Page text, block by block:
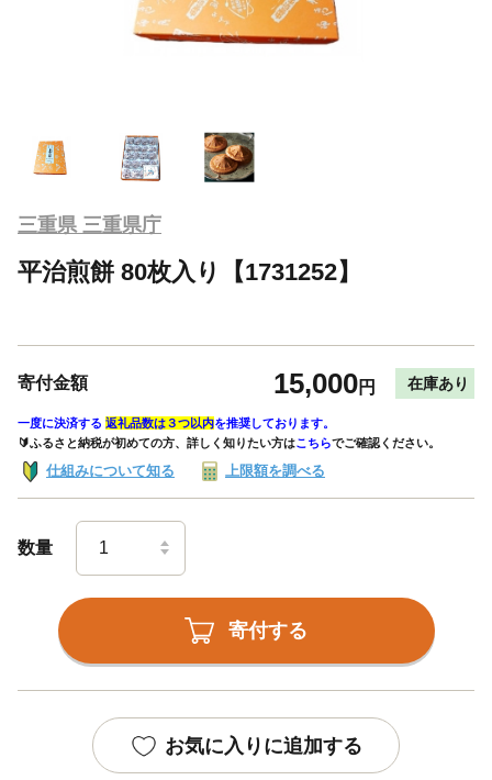
三重県 三重県庁
平治煎餅 80枚入り【1731252】
寄付金額 15,000円 在庫あり
一度に決済する 返礼品数は３つ以内を推奨しております。
🔰ふるさと納税が初めての方、詳しく知りたい方はこちらでご確認ください。
仕組みについて知る 上限額を調べる
数量
寄付する
お気に入りに追加する